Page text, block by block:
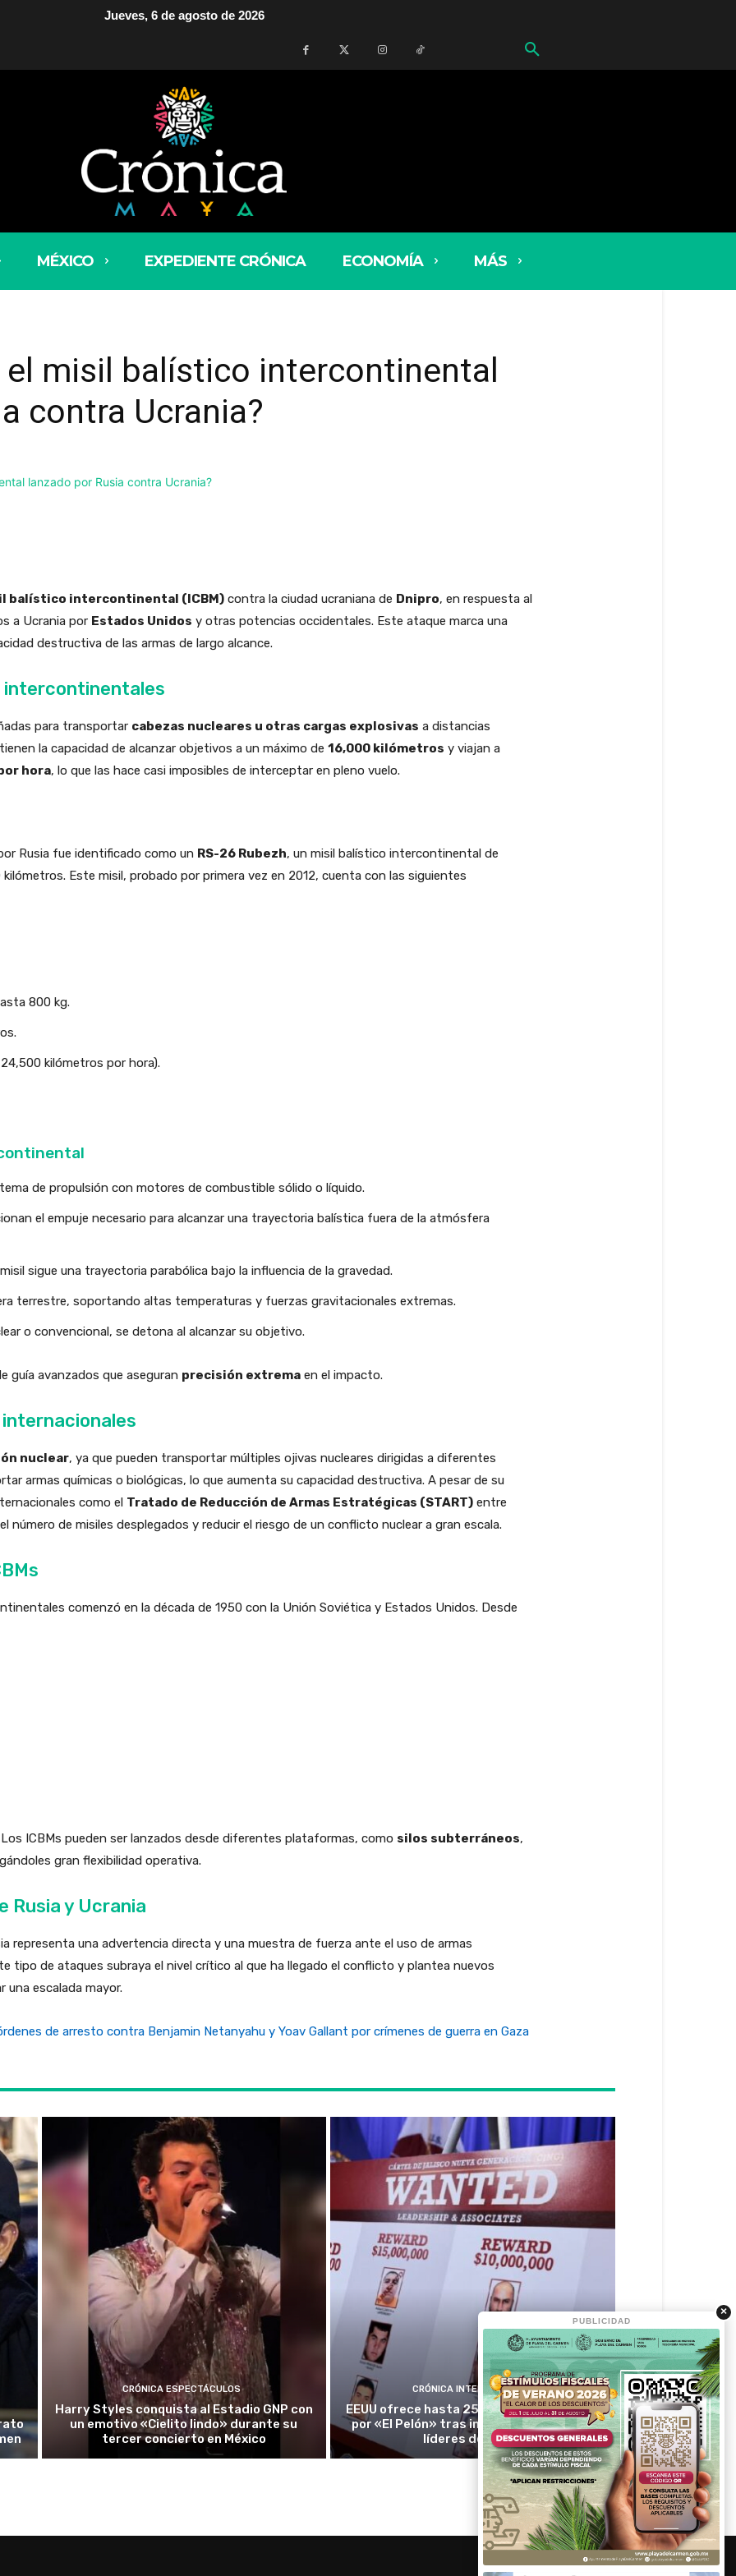
Jueves, 6 de agosto de 2026
MÉXICO EXPEDIENTE CRÓNICA ECONOMÍA MÁS
misil balístico intercontinental
contra Ucrania?
balístico intercontinental (ICBM) contra la ciudad ucraniana de Dnipro, en respuesta al
a Ucrania por Estados Unidos y otras potencias occidentales. Este ataque marca una
destructiva de las armas de largo alcance.
intercontinentales
para transportar cabezas nucleares u otras cargas explosivas a distancias
la capacidad de alcanzar objetivos a un máximo de 16,000 kilómetros y viajan a
hora, lo que las hace casi imposibles de interceptar en pleno vuelo.
Rusia fue identificado como un RS-26 Rubezh, un misil balístico intercontinental de
Este misil, probado por primera vez en 2012, cuenta con las siguientes
800 kg.
kilómetros por hora).
de propulsión con motores de combustible sólido o líquido.
el empuje necesario para alcanzar una trayectoria balística fuera de la atmósfera
sigue una trayectoria parabólica bajo la influencia de la gravedad.
terrestre, soportando altas temperaturas y fuerzas gravitacionales extremas.
o convencional, se detona al alcanzar su objetivo.
guía avanzados que aseguran precisión extrema en el impacto.
nuclear, ya que pueden transportar múltiples ojivas nucleares dirigidas a diferentes
armas químicas o biológicas, lo que aumenta su capacidad destructiva. A pesar de su
como el Tratado de Reducción de Armas Estratégicas (START) entre
número de misiles desplegados y reducir el riesgo de un conflicto nuclear a gran escala.
comenzó en la década de 1950 con la Unión Soviética y Estados Unidos. Desde
ICBMs pueden ser lanzados desde diferentes plataformas, como silos subterráneos,
gran flexibilidad operativa.
Rusia y Ucrania
representa una advertencia directa y una muestra de fuerza ante el uso de armas
tipo de ataques subraya el nivel crítico al que ha llegado el conflicto y plantea nuevos
una escalada mayor.
de arresto contra Benjamin Netanyahu y Yoav Gallant por crímenes de guerra en Gaza
CRÓNICA ESPECTÁCULOS
Harry Styles conquista al Estadio GNP con
un emotivo «Cielito lindo» durante su
tercer concierto en México
CRÓNICA INTERNACIONAL
EEUU ofrece hasta 25 millones de dólares
por «El Pelón» tras imputar a presuntos
líderes del CJNG
×
PUBLICIDAD